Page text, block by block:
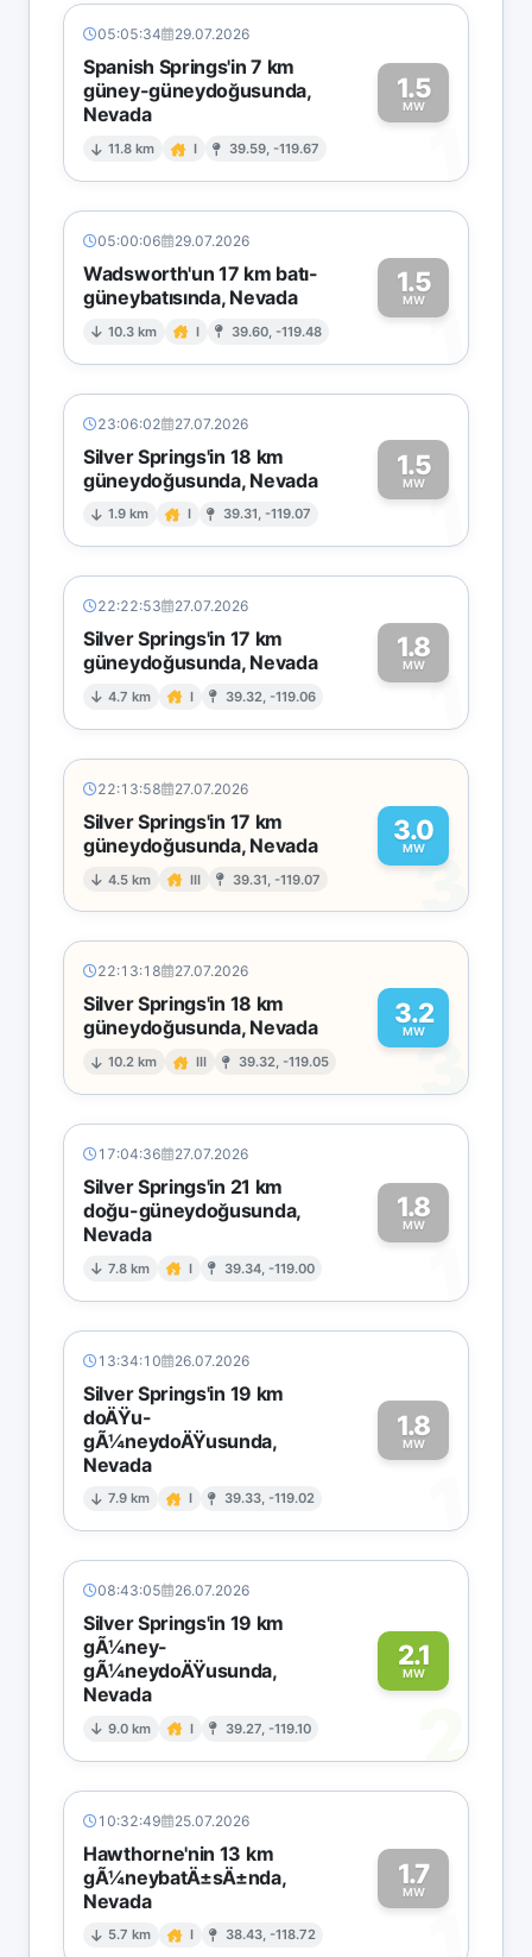
05:05:34 29.07.2026
Spanish Springs'in 7 km
güney-güneydoğusunda,
Nevada
11.8 km I 39.59, -119.67
1.5
MW
1
05:00:06 29.07.2026
Wadsworth'un 17 km batı-
güneybatısında, Nevada
10.3 km I 39.60, -119.48
1.5
MW1
23:06:02 27.07.2026
Silver Springs'in 18 km
güneydoğusunda, Nevada
1.9 km I 39.31, -119.07
1.5
MW1
22:22:53 27.07.2026
Silver Springs'in 17 km
güneydoğusunda, Nevada
4.7 km I 39.32, -119.06
1.8
MW1
22:13:58 27.07.2026
Silver Springs'in 17 km
güneydoğusunda, Nevada
4.5 km III 39.31, -119.07
3.0
MW
3
22:13:18 27.07.2026
Silver Springs'in 18 km
güneydoğusunda, Nevada
10.2 km III 39.32, -119.05
3.2
MW
3
17:04:36 27.07.2026
Silver Springs'in 21 km
doğu-güneydoğusunda,
Nevada
7.8 km I 39.34, -119.00
1.8
MW
1
13:34:10 26.07.2026
Silver Springs'in 19 km
doÄŸu-
gÃ¼neydoÄŸusunda,
Nevada
7.9 km I 39.33, -119.02
1.8
MW
1
08:43:05 26.07.2026
Silver Springs'in 19 km
gÃ¼ney-
gÃ¼neydoÄŸusunda,
Nevada
9.0 km I 39.27, -119.10
2.1
MW
2
10:32:49 25.07.2026
Hawthorne'nin 13 km
gÃ¼neybatÄ±sÄ±nda,
Nevada
5.7 km I 38.43, -118.72
1.7
MW